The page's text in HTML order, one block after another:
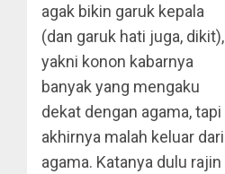
agak bikin garuk kepala
(dan garuk hati juga, dikit),
yakni konon kabarnya
banyak yang mengaku
dekat dengan agama, tapi
akhirnya malah keluar dari
agama. Katanya dulu rajin